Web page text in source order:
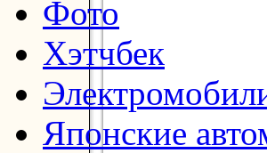
Фото
Хэтчбек
Японские